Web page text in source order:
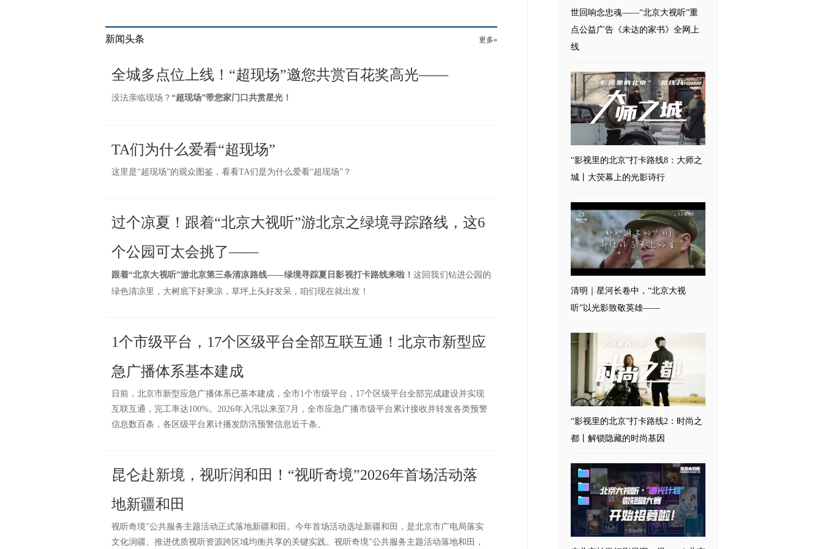
新闻头条 更多»
全城多点位上线！“超现场”邀您共赏百花奖高光——
没法亲临现场？ “超现场”带您家门口共赏星光！
TA们为什么爱看“超现场”
这里是“超现场”的观众图鉴，看看TA们是为什么爱看“超现场”？
过个凉夏！跟着“北京大视听”游北京之绿境寻踪路线，这6
个公园可太会挑了——
跟着“北京大视听”游北京第三条清凉路线——绿境寻踪夏日影视打卡路线来啦！这回我们钻进公园的
绿色清凉里，大树底下好乘凉，草坪上头好发呆，咱们现在就出发！
1个市级平台，17个区级平台全部互联互通！北京市新型应
急广播体系基本建成
日前，北京市新型应急广播体系已基本建成，全市1个市级平台，17个区级平台全部完成建设并实现
互联互通，完工率达100%。2026年入汛以来至7月，全市应急广播市级平台累计接收并转发各类预警
信息数百条，各区级平台累计播发防汛预警信息近千条。
昆仑赴新境，视听润和田！“视听奇境”2026年首场活动落
地新疆和田
视听奇境”公共服务主题活动正式落地新疆和田。今年首场活动选址新疆和田，是北京市广电局落实
文化润疆、推进优质视听资源跨区域均衡共享的关键实践。视听奇境”公共服务主题活动落地和田，
世回响念忠魂——“北京大视听”重
点公益广告《未达的家书》全网上
线
“影视里的北京”打卡路线8：大师之
城丨大荧幕上的光影诗行
清明｜星河长卷中，“北京大视
听”以光影致敬英雄——
“影视里的北京”打卡路线2：时尚之
都丨解锁隐藏的时尚基因